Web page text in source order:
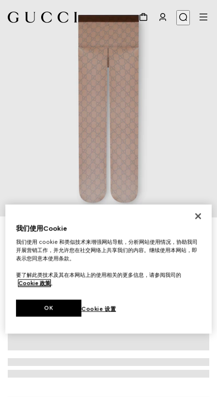
饰印花弹力尼龙连裤袜
€ 190
相关款式棕色
我们使用Cookie
我们使用 cookie 和类似技术来增强网站导航，分析网站使用情况，协助我司
开展营销工作，并允许您在社交网络上共享我们的内容。继续使用本网站，即
表示您同意本使用条款。
要了解此类技术及其在本网站上的使用相关的更多信息，请参阅我司的
Cookie 政策。
Cookie 设置
OK